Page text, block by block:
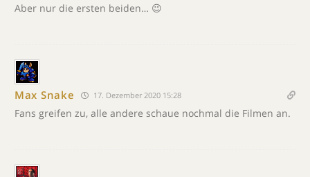
Aber nur die ersten beiden… 😉
Max Snake 17. Dezember 2020 15:28
Fans greifen zu, alle andere schaue nochmal die Filmen an.